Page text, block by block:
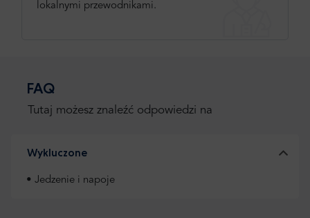
lokalnymi przewodnikami.
FAQ
Tutaj możesz znaleźć odpowiedzi na
Wykluczone
• Jedzenie i napoje